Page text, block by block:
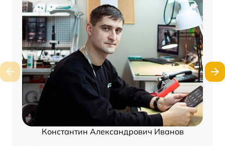
Константин Александрович Иванов